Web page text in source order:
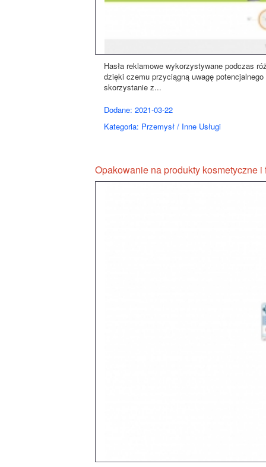
Hasła reklamowe wykorzystywane podczas
dzięki czemu przyciągną uwagę
skorzystanie z...
Dodane: 2021-03-22
Kategoria: Przemysł / Inne Usługi
Opakowanie na produkty kosmetyczne i